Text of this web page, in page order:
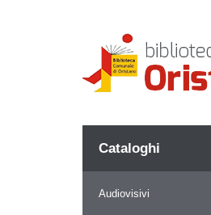
Cataloghi
Audiovisivi